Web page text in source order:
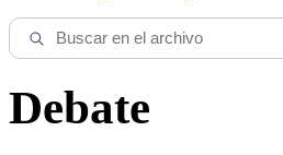
Debate